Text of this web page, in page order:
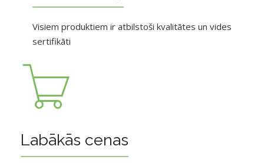
Visiem produktiem ir atbilstoši kvalitātes un vides
sertifikāti
Labākās cenas